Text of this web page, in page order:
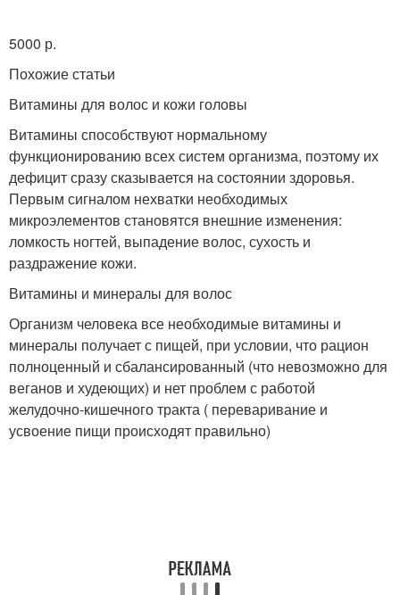
5000 р.
Похожие статьи
Витамины для волос и кожи головы
Витамины способствуют нормальному
функционированию всех систем организма, поэтому их
дефицит сразу сказывается на состоянии здоровья.
Первым сигналом нехватки необходимых
микроэлементов становятся внешние изменения:
ломкость ногтей, выпадение волос, сухость и
раздражение кожи.
Витамины и минералы для волос
Организм человека все необходимые витамины и
минералы получает с пищей, при условии, что рацион
полноценный и сбалансированный (что невозможно для
веганов и худеющих) и нет проблем с работой
желудочно-кишечного тракта ( переваривание и
усвоение пищи происходят правильно)